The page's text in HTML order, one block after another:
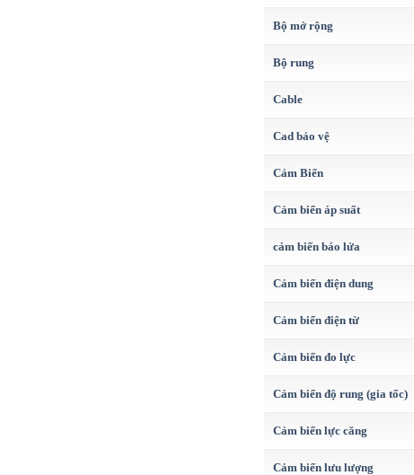
Bộ mở rộng
Bộ rung
Cable
Cad bảo vệ
Cảm Biến
Cảm biến áp suất
cảm biến báo lửa
Cảm biến điện dung
Cảm biến điện từ
Cảm biến đo lực
Cảm biến độ rung (gia tốc)
Cảm biến lực căng
Cảm biến lưu lượng